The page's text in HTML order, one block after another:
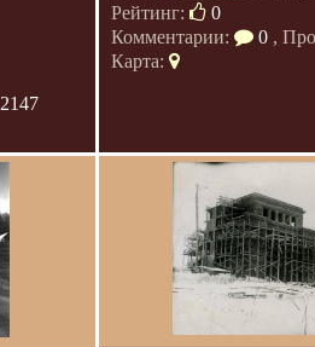
2147
Рейтинг:
0
Комментарии:
0 ,
Карта: